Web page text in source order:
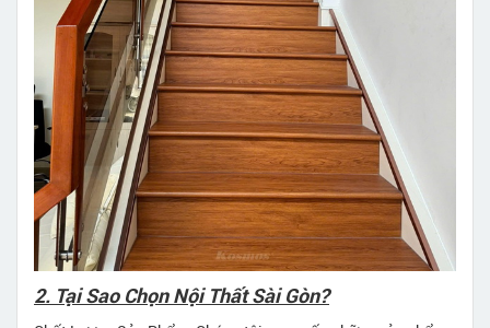
2. Tại Sao Chọn Nội Thất Sài Gòn?